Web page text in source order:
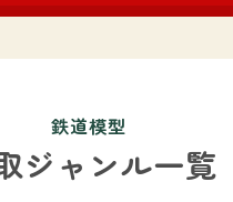
鉄道模型
ジャンル一覧